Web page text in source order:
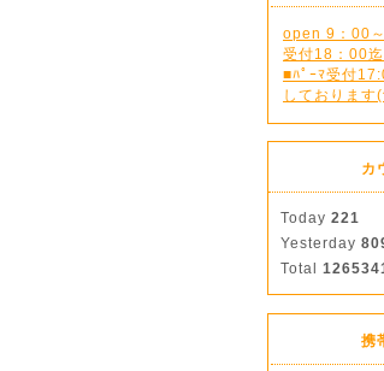
open 9：00
受付18：00
■ﾊﾟｰﾏ受付
しておりま
カ
Today 221
Yesterday
Total
携